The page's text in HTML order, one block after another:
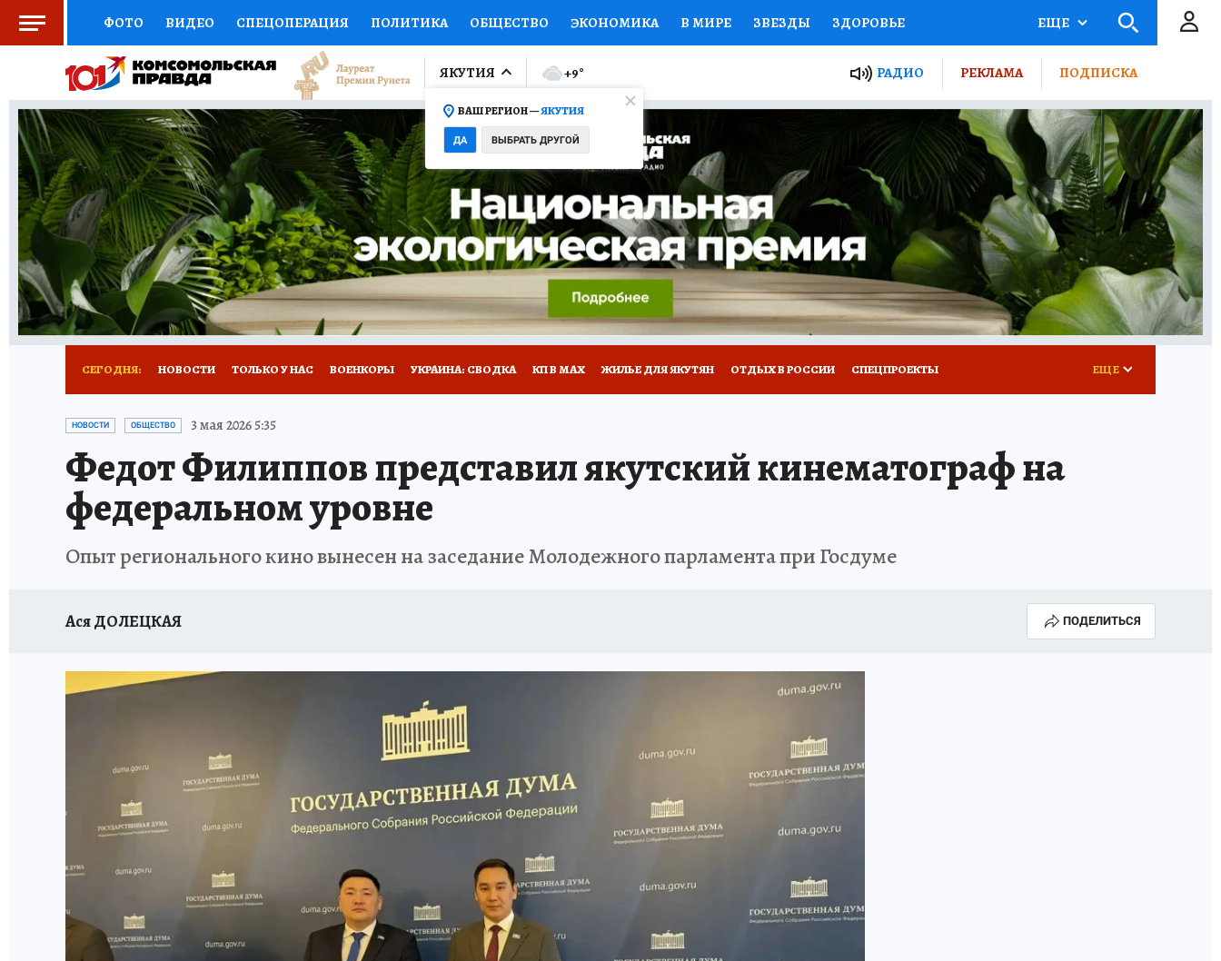
ФОТО ВИДЕО СПЕЦОПЕРАЦИЯ ПОЛИТИКА ОБЩЕСТВО ЭКОНОМИКА В МИРЕ ЗВЕЗДЫ ЗДОРОВЬЕ
СОЦПОДДЕРЖКА НАУКА СПОРТ КОЛУМНИСТЫ ПРОИСШЕСТВИЯ НАЦИОНАЛЬНЫЕ ПРОЕКТЫ РОССИИ
ВЫБОР ЭКСПЕРТОВ ДОКТОР ФИНАНСЫ ОТКРЫВАЕМ МИР Я ЗНАЮ СЕМЬЯ ЖЕНСКИЕ СЕКРЕТЫ ПУТЕВОДИТЕЛЬ
КНИЖНАЯ ПОЛКА ПРОГНОЗЫ НА СПОРТ ПРОМОКОДЫ СЕРИАЛЫ СПЕЦПРОЕКТЫ ДЕФИЦИТ ЖЕЛЕЗА ТУРИЗМ
ПРЕСС-ЦЕНТР НЕДВИЖИМОСТЬ ТЕЛЕВИЗОР КОЛЛЕКЦИИ КОНКУРСЫ РАБОТА У НАС ГИД ПОТРЕБИТЕЛЯ ВСЕ О КП
РАДИО КП РЕКЛАМА ТЕСТЫ НОВОЕ НА САЙТЕ
ЕЩЕ
ЯКУТИЯ
ВАШ РЕГИОН —ЯКУТИЯ
ДА ВЫБРАТЬ ДРУГОЙ
+9° РАДИО РЕКЛАМА ПОДПИСКА
СЕГОДНЯ: НОВОСТИ ТОЛЬКО У НАС ВОЕНКОРЫ УКРАИНА: СВОДКА КП В МАХ ЖИЛЬЕ ДЛЯ ЯКУТЯН ОТДЫХ В РОССИИ СПЕЦПРОЕКТЫ
ЗАПОВЕДНАЯ РОССИЯ
ЕЩЕ
НОВОСТИ ОБЩЕСТВО 3 мая 2026 5:35
Федот Филиппов представил якутский кинематограф на
федеральном уровне
Опыт регионального кино вынесен на заседание Молодежного парламента при Госдуме
Ася ДОЛЕЦКАЯ ПОДЕЛИТЬСЯ